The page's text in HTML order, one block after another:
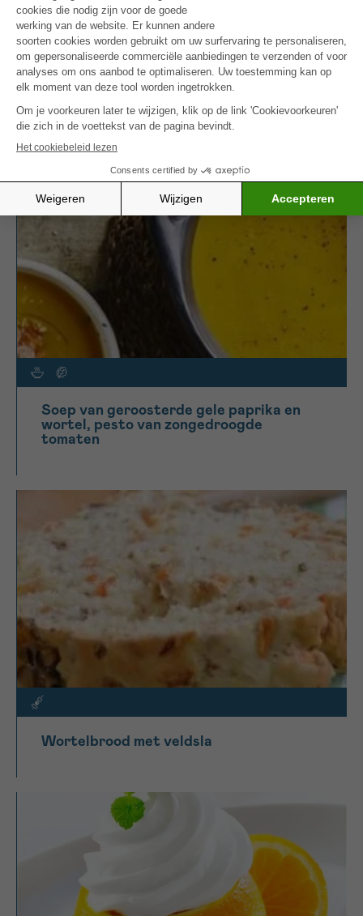
smaakwijziging, vermoeidheid).
Probeer ook onze poêlée de riz aux épinards et
scampis – een andere lichte en voedzame optie.
MEER INSPIRATIE
Soep van geroosterde gele paprika en
wortel, pesto van zongedroogde
tomaten
Wortelbrood met veldsla